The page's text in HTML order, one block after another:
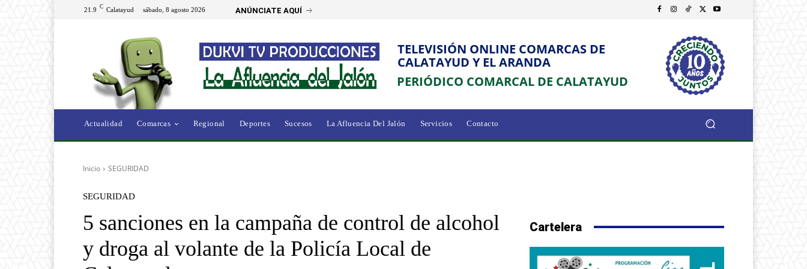
21.9 C Calatayud sábado, 8 agosto 2026 ANÚNCIATE AQUÍ
TELEVISIÓN ONLINE COMARCAS DE
CALATAYUD Y EL ARANDA
PERIÓDICO COMARCAL DE CALATAYUD
Actualidad Comarcas Regional Deportes Sucesos La Afluencia Del Jalón Servicios Contacto
Inicio SEGURIDAD
SEGURIDAD
5 sanciones en la campaña de control de alcohol
y droga al volante de la Policía Local de
Cartelera